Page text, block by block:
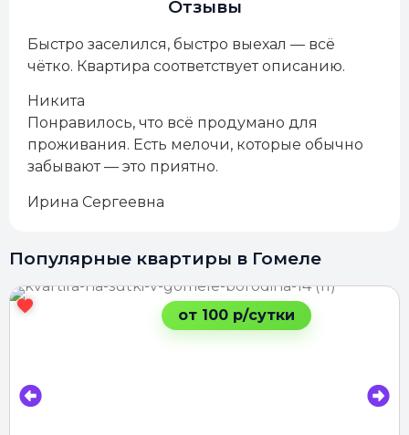
Отзывы
Быстро заселился, быстро выехал — всё
чётко. Квартира соответствует описанию.
Никита
Понравилось, что всё продумано для
проживания. Есть мелочи, которые обычно
забывают — это приятно.
Ирина Сергеевна
Популярные квартиры в Гомеле
от 100 р/сутки